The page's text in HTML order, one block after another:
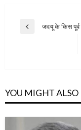
Post
Previous
जदयू के किस
YOU MIGHT ALSO